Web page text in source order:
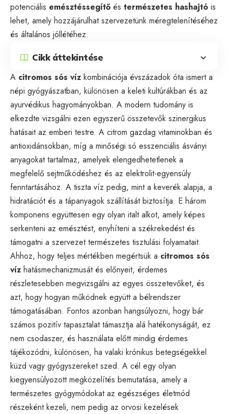
potenciális emésztéssegítő és természetes hashajtó is
lehet, amely hozzájárulhat szervezetünk méregtelenítéséhez
és általános jóllétéhez.
Cikk áttekintése
A citromos sós víz kombinációja évszázadok óta ismert a
népi gyógyászatban, különösen a keleti kultúrákban és az
ayurvédikus hagyományokban. A modern tudomány is
elkezdte vizsgálni ezen egyszerű összetevők szinergikus
hatásait az emberi testre. A citrom gazdag vitaminokban és
antioxidánsokban, míg a minőségi só esszenciális ásványi
anyagokat tartalmaz, amelyek elengedhetetlenek a
megfelelő sejtműködéshez és az elektrolit-egyensúly
fenntartásához. A tiszta víz pedig, mint a keverék alapja, a
hidratációt és a tápanyagok szállítását biztosítja. E három
komponens együttesen egy olyan italt alkot, amely képes
serkenteni az emésztést, enyhíteni a székrekedést és
támogatni a szervezet természetes tisztulási folyamatait.
Ahhoz, hogy teljes mértékben megértsük a citromos sós
víz hatásmechanizmusát és előnyeit, érdemes
részletesebben megvizsgálni az egyes összetevőket, és
azt, hogy hogyan működnek együtt a bélrendszer
támogatásában. Fontos azonban hangsúlyozni, hogy bár
számos pozitív tapasztalat támasztja alá hatékonyságát, ez
nem csodaszer, és használata előtt mindig érdemes
tájékozódni, különösen, ha valaki krónikus betegségekkel
küzd vagy gyógyszereket szed. A cél egy olyan
kiegyensúlyozott megközelítés bemutatása, amely a
természetes gyógymódokat az egészséges életmód
részeként kezeli, nem pedig az orvosi kezelések